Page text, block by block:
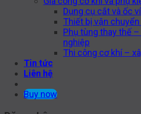
Dụng cụ cắt và ốc
Thiết bị vận
Phụ tùng thay thế
nghiệp
Thi công cơ khí –
Tin tức
Liên hệ
Buy now